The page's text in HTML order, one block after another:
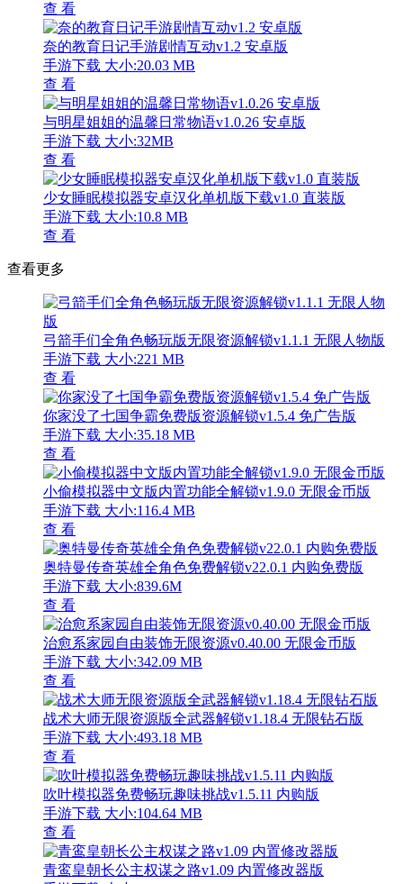
查 看
奈的教育日记手游剧情互动v1.2 安卓版
手游下载 大小:20.03 MB
查 看
与明星姐姐的温馨日常物语v1.0.26 安卓版
手游下载 大小:32MB
查 看
少女睡眠模拟器安卓汉化单机版下载v1.0 直装版
手游下载 大小:10.8 MB
查 看
查看更多
弓箭手们全角色畅玩版无限资源解锁v1.1.1 无限人物版
手游下载 大小:221 MB
查 看
你家没了七国争霸免费版资源解锁v1.5.4 免广告版
手游下载 大小:35.18 MB
查 看
小偷模拟器中文版内置功能全解锁v1.9.0 无限金币版
手游下载 大小:116.4 MB
查 看
奥特曼传奇英雄全角色免费解锁v22.0.1 内购免费版
手游下载 大小:839.6M
查 看
治愈系家园自由装饰无限资源v0.40.00 无限金币版
手游下载 大小:342.09 MB
查 看
战术大师无限资源版全武器解锁v1.18.4 无限钻石版
手游下载 大小:493.18 MB
查 看
吹叶模拟器免费畅玩趣味挑战v1.5.11 内购版
手游下载 大小:104.64 MB
查 看
青鸾皇朝长公主权谋之路v1.09 内置修改器版